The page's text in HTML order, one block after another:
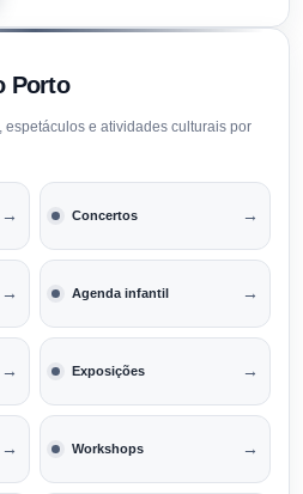
Porto
espetáculos e atividades culturais por
→ Concertos →
→ Agenda infantil →
→ Exposições →
→ Workshops →